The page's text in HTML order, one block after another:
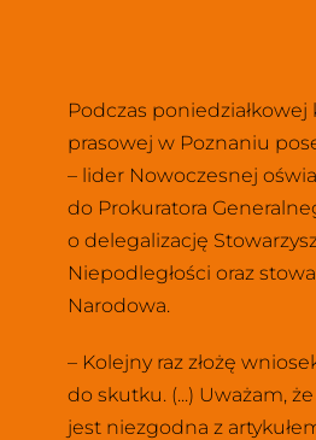
Podczas
prasowej w Poznaniu
– lider Nowoczesnej
do Prokuratora
o delegalizację
Niepodległości oraz
Narodowa.
– Kolejny raz złożę
do skutku. (...) Uważam,
jest niezgodna z